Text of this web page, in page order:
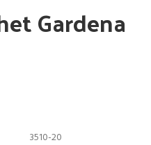
Gardena
3510-20